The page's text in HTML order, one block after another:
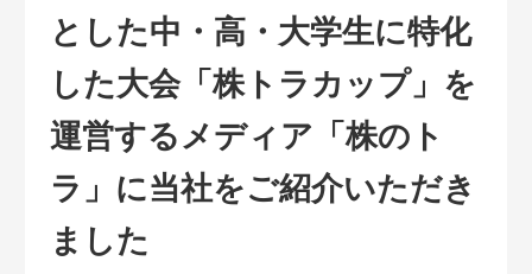
とした中・高・大学生に特化
した大会「株トラカップ」を
運営するメディア「株のト
ラ」に当社をご紹介いただき
ました